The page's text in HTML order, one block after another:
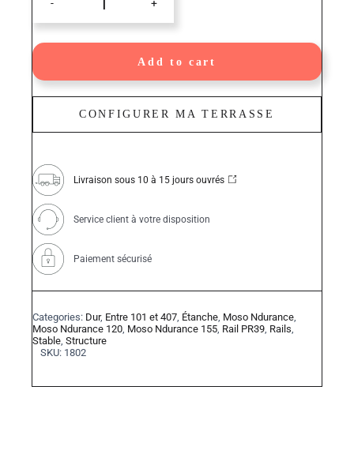
Rail
PR39
lames
155mm
quantity
Add to cart
CONFIGURER MA TERRASSE
Livraison sous 10 à 15 jours ouvrés
Service client à votre disposition
Paiement sécurisé
Categories: Dur, Entre 101 et 407, Étanche, Moso Ndurance,
Moso Ndurance 120, Moso Ndurance 155, Rail PR39, Rails,
Stable, Structure
SKU: 1802